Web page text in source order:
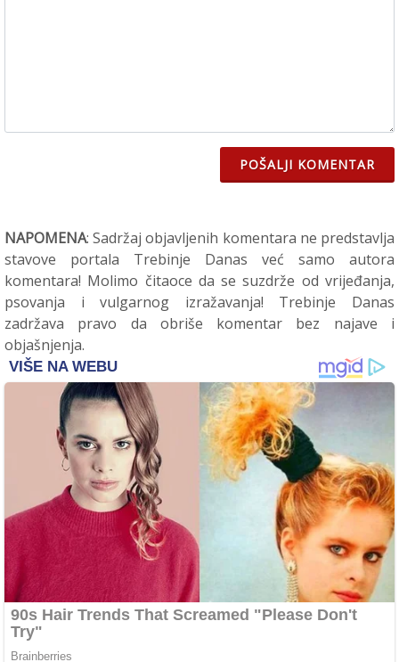
POŠALJI KOMENTAR
NAPOMENA: Sadržaj objavljenih komentara ne predstavlja
stavove portala Trebinje Danas već samo autora
komentara! Molimo čitaoce da se suzdrže od vrijeđanja,
psovanja i vulgarnog izražavanja! Trebinje Danas
zadržava pravo da obriše komentar bez najave i
objašnjenja.